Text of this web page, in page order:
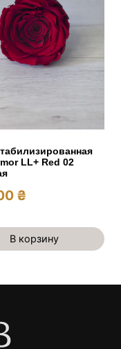
LL+ Red 02
₴
В корзину